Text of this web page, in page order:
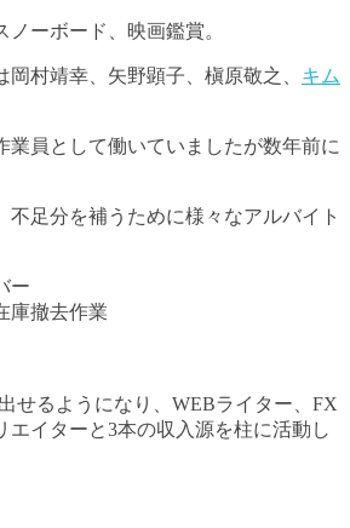
ーボード、映画鑑賞。
村靖幸、矢野顕子、槇原敬之、 キム
業員として働いていましたが数年前に
不足分を補うために様々なアルバイト
ー
庫撤去作業
せるようになり、WEBライター、FX
エイターと3本の収入源を柱に活動し